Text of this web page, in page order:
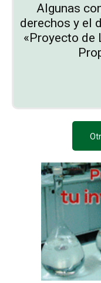
Algunas
derechos y el
«Proyecto de